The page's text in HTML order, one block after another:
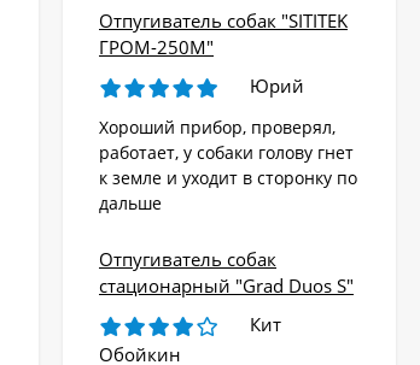
Отпугиватель собак "SITITEK
ГРОМ-250М"
Юрий
Хороший прибор, проверял,
работает, у собаки голову гнет
к земле и уходит в сторонку по
дальше
Отпугиватель собак
стационарный "Grad Duos S"
Кит
Обойкин